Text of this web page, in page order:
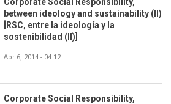
between ideology and sustainability (II)
[RSC, entre la ideología y la
sostenibilidad (II)]
Apr 6, 2014 - 04:12
Corporate Social Responsibility,